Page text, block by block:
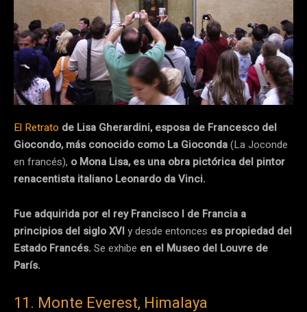
El Retrato de Lisa Gherardini, esposa de Francesco del
Giocondo, más conocido como La Gioconda(La Joconde
en francés), o Mona Lisa, es una obra pictórica del pintor
renacentista italiano Leonardo da Vinci.
Fue adquirida por el rey Francisco I de Francia a
principios del siglo XVIy desde entonces es propiedad del
Estado Francés. Se exhibe en el Museo del Louvre de
París.
11. Monte Everest, Himalaya